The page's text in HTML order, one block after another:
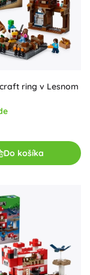
ring v Lesnom
Do košíka